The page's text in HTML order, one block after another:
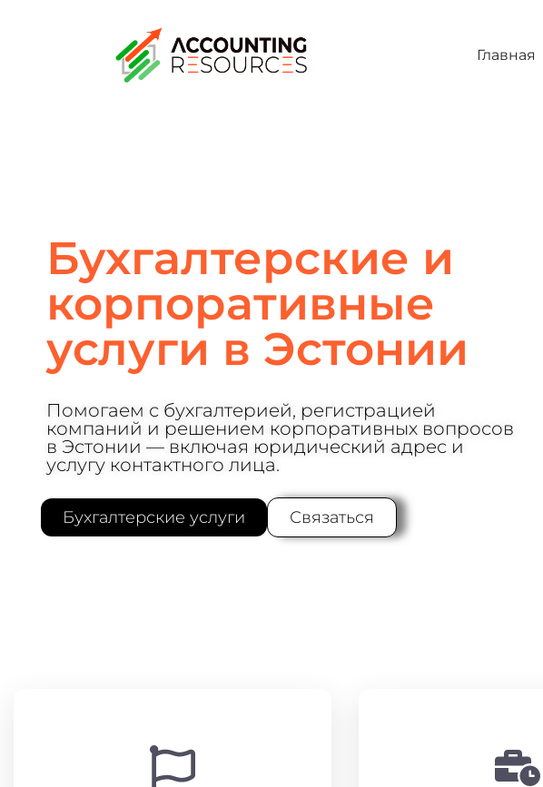
Главная
Бухгалтерские и
корпоративные
услуги в Эстонии
Помогаем с бухгалтерией, регистрацией
компаний и решением корпоративных вопросов
в Эстонии — включая юридический адрес и
услугу контактного лица.
Бухгалтерские услуги Связаться